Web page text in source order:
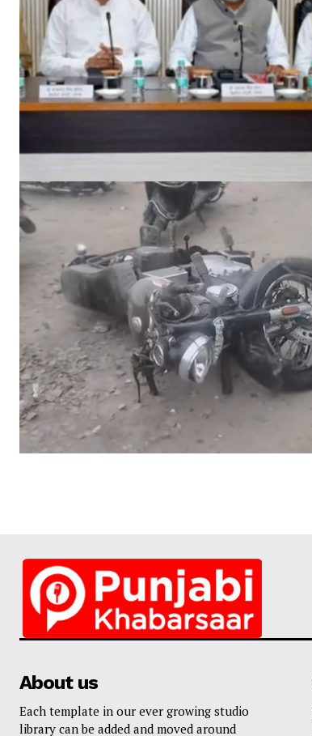
About us
Each template in our ever growing studio
library can be added and moved around